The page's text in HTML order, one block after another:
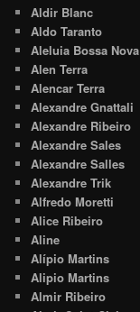
Aldir Blanc
Aldo Taranto
Aleluia Bossa Nova
Alen Terra
Alencar Terra
Alexandre Gnattali
Alexandre Ribeiro
Alexandre Sales
Alexandre Salles
Alexandre Trik
Alfredo Moretti
Alice Ribeiro
Aline
Alípio Martins
Alipio Martins
Almir Ribeiro